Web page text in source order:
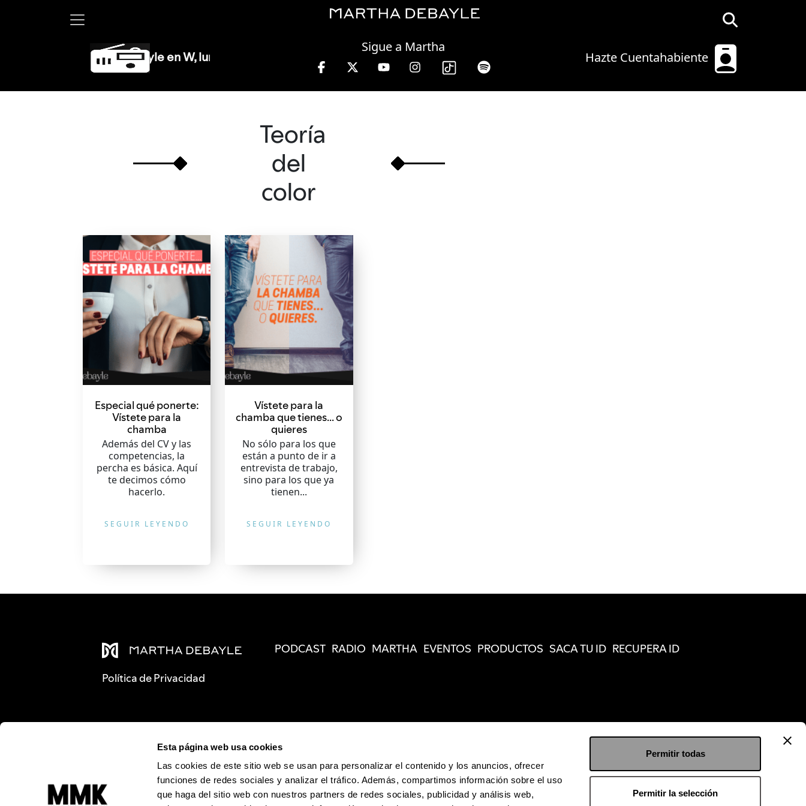
Esta página web usa cookies
Las cookies de este sitio web se usan para personalizar el contenido y los anuncios, ofrecer
funciones de redes sociales y analizar el tráfico. Además, compartimos información sobre el uso
que haga del sitio web con nuestros partners de redes sociales, publicidad y análisis web,
Permitir todas
Permitir la selección
Hazte Cuentahabiente
Sigue a Martha
Martha Debayle en W, lunes a viernes de 10 a 13 hrs.
Teoría
del
color
Especial qué ponerte:
Vístete para la
chamba
Además del CV y las
competencias, la
percha es básica. Aquí
te decimos cómo
hacerlo.
SEGUIR LEYENDO
Vístete para la
chamba que tienes… o
quieres
No sólo para los que
están a punto de ir a
entrevista de trabajo,
sino para los que ya
tienen...
SEGUIR LEYENDO
Política de Privacidad
PODCAST RADIO MARTHA EVENTOS PRODUCTOS SACA TU ID RECUPERA ID